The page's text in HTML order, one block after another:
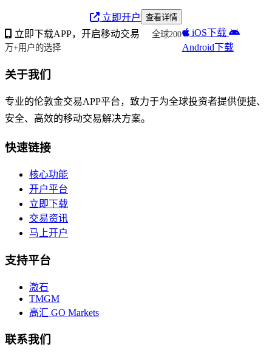
立即开户 查看详情
立即下载APP，开启移动交易
全球200
万+用户的选择
iOS下载
Android下载
关于我们
专业的伦敦金交易APP平台，致力于为全球投资者提供便捷、
安全、高效的移动交易解决方案。
快速链接
核心功能
开户平台
立即下载
交易资讯
马上开户
支持平台
激石
TMGM
高汇 GO Markets
联系我们